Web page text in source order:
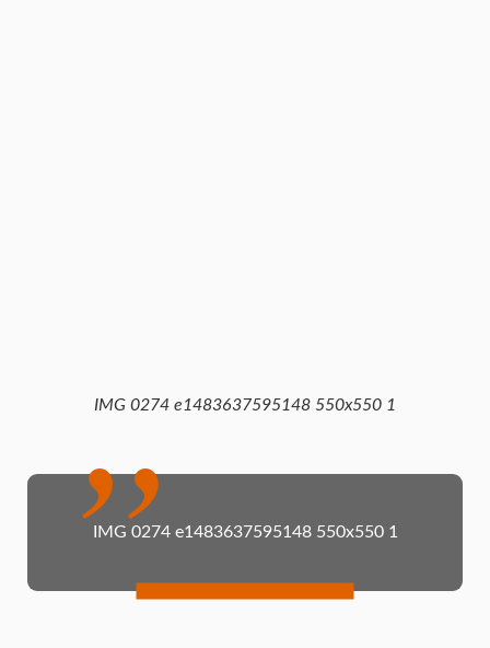
IMG 0274 e1483637595148 550x550 1
IMG 0274 e1483637595148 550x550 1